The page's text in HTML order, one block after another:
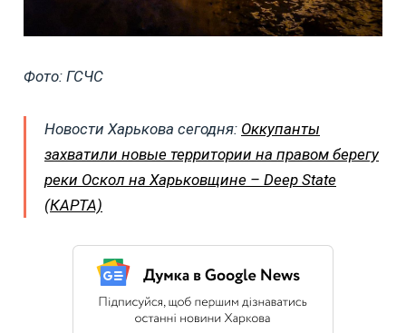
Фото: ГСЧС
Новости Харькова сегодня: Оккупанты
захватили новые территории на правом берегу
реки Оскол на Харьковщине – Deep State
(КАРТА)